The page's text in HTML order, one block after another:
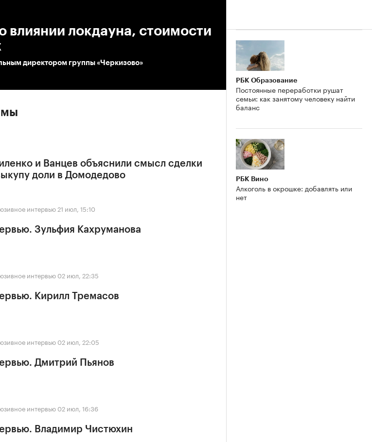
влиянии локдауна, стоимости
директором группы «Черкизово»
и Ванцев объяснили смысл сделки
доли в Домодедово
интервью 21 июл, 15:10
Зульфия Кахруманова
интервью 02 июл, 22:35
Кирилл Тремасов
интервью 02 июл, 22:05
Дмитрий Пьянов
интервью 02 июл, 16:36
Владимир Чистюхин
РБК Образование
Постоянные переработки рушат
семьи: как занятому человеку найти
баланс
РБК Вино
Алкоголь в окрошке: добавлять или
нет